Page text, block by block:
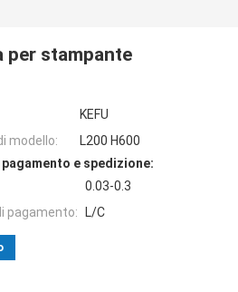
per stampante
KEFU
modello:
L200 H600
e spedizione:
0.03-0.3
pagamento:
L/C